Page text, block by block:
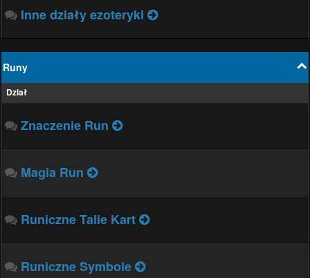
Inne działy ezoteryki
Runy
Dział
Znaczenie Run
Magia Run
Runiczne Talie Kart
Runiczne Symbole